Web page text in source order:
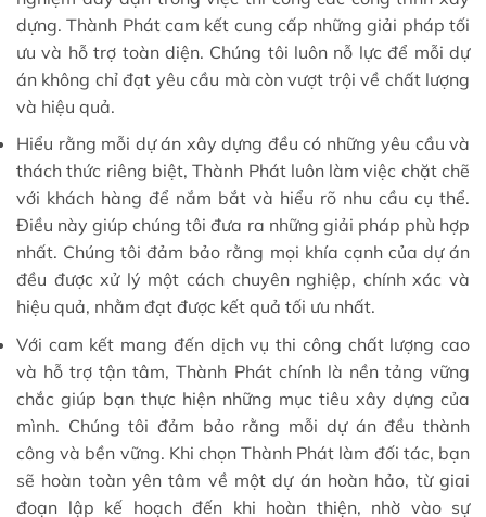
dựng. Thành Phát cam kết cung cấp những giải pháp tối
ưu và hỗ trợ toàn diện. Chúng tôi luôn nỗ lực để mỗi dự
án không chỉ đạt yêu cầu mà còn vượt trội về chất lượng
và hiệu quả.
Hiểu rằng mỗi dự án xây dựng đều có những yêu cầu và
thách thức riêng biệt, Thành Phát luôn làm việc chặt chẽ
với khách hàng để nắm bắt và hiểu rõ nhu cầu cụ thể.
Điều này giúp chúng tôi đưa ra những giải pháp phù hợp
nhất. Chúng tôi đảm bảo rằng mọi khía cạnh của dự án
đều được xử lý một cách chuyên nghiệp, chính xác và
hiệu quả, nhằm đạt được kết quả tối ưu nhất.
Với cam kết mang đến dịch vụ thi công chất lượng cao
và hỗ trợ tận tâm, Thành Phát chính là nền tảng vững
chắc giúp bạn thực hiện những mục tiêu xây dựng của
mình. Chúng tôi đảm bảo rằng mỗi dự án đều thành
công và bền vững. Khi chọn Thành Phát làm đối tác, bạn
sẽ hoàn toàn yên tâm về một dự án hoàn hảo, từ giai
đoạn lập kế hoạch đến khi hoàn thiện, nhờ vào sự